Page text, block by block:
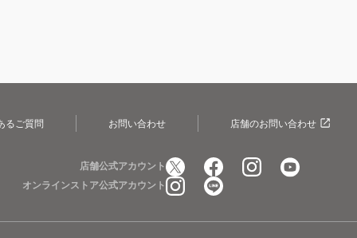
るご質問 お問い合わせ 店舗のお問い合わせ
店舗公式アカウント
オンラインストア公式アカウント